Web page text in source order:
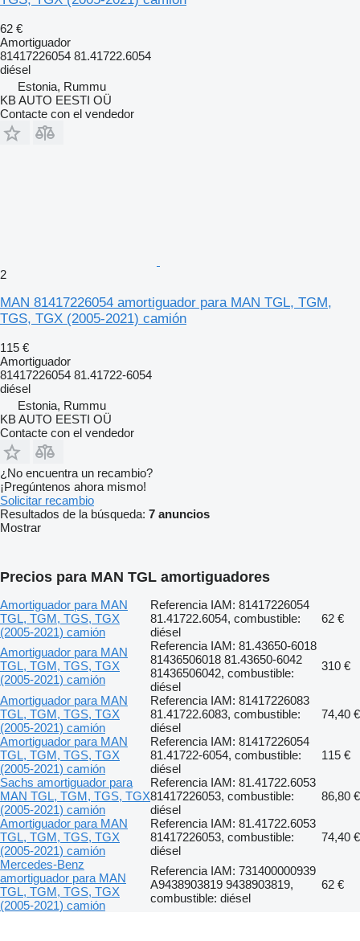
62 €
Amortiguador
81417226054 81.41722.6054
diésel
Estonia, Rummu
KB AUTO EESTI OÜ
Contacte con el vendedor
2
MAN 81417226054 amortiguador para MAN TGL, TGM,
TGS, TGX (2005-2021) camión
115 €
Amortiguador
81417226054 81.41722-6054
diésel
Estonia, Rummu
KB AUTO EESTI OÜ
Contacte con el vendedor
¿No encuentra un recambio?
¡Pregúntenos ahora mismo!
Solicitar recambio
Resultados de la búsqueda: 7 anuncios
Mostrar
Precios para MAN TGL amortiguadores
Amortiguador para MAN
TGL, TGM, TGS, TGX
(2005-2021) camión
Referencia IAM: 81417226054
81.41722.6054, combustible:
diésel
62 €
Amortiguador para MAN
TGL, TGM, TGS, TGX
(2005-2021) camión
Referencia IAM: 81.43650-6018
81436506018 81.43650-6042
81436506042, combustible:
diésel
310 €
Amortiguador para MAN
TGL, TGM, TGS, TGX
(2005-2021) camión
Referencia IAM: 81417226083
81.41722.6083, combustible:
diésel
74,40 €
Amortiguador para MAN
TGL, TGM, TGS, TGX
(2005-2021) camión
Referencia IAM: 81417226054
81.41722-6054, combustible:
diésel
115 €
Sachs amortiguador para
MAN TGL, TGM, TGS, TGX
(2005-2021) camión
Referencia IAM: 81.41722.6053
81417226053, combustible:
diésel
86,80 €
Amortiguador para MAN
TGL, TGM, TGS, TGX
(2005-2021) camión
Referencia IAM: 81.41722.6053
81417226053, combustible:
diésel
74,40 €
Mercedes-Benz
amortiguador para MAN
TGL, TGM, TGS, TGX
(2005-2021) camión
Referencia IAM: 731400000939
A9438903819 9438903819,
combustible: diésel
62 €